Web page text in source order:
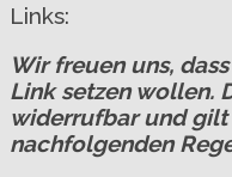
Links:
Wir freuen uns,
Link setzen wollen.
widerrufbar und gilt
nachfolgenden